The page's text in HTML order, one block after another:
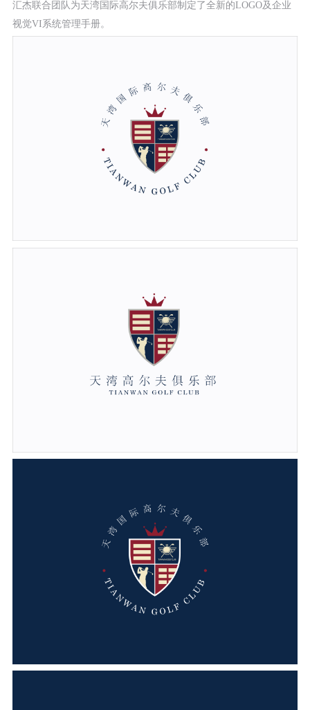
汇杰联合团队为天湾国际高尔夫俱乐部制定了全新的LOGO及企业
视觉VI系统管理手册。